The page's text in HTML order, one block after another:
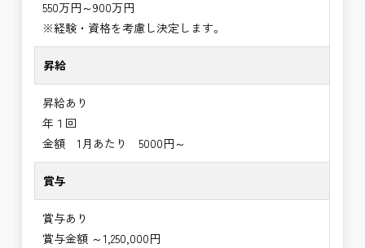
550万円～900万円
※経験・資格を考慮し決定します。
昇給
昇給あり
年１回
金額 1月あたり 5000円～
賞与
賞与あり
賞与金額 ～1,250,000円